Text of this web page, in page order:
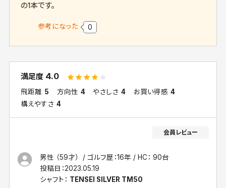
の1本です。
参考になった 0
満足度 4.0
飛距離 5 方向性 4 やさしさ 4 お買い得感 4
構えやすさ 4
男性 （59才） ゴルフ歴：16年
HC： 90台
投稿日：2023.05.19
シャフト： TENSEI SILVER TM50